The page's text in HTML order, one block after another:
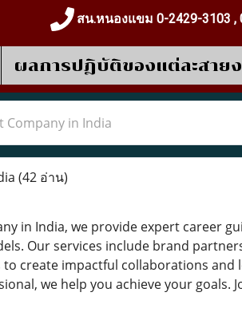
สน.หนองแขม 0-2429-3103 ,
ผลการปฎิบัติของแต่ละสาย
Company in India
(42 อ่าน)
in India, we provide expert career
Our services include brand
create impactful collaborations and
we help you achieve your goals.